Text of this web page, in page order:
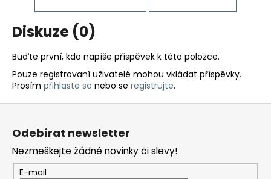
Diskuze (0)
Buďte první, kdo napíše příspěvek k této položce.
Pouze registrovaní uživatelé mohou vkládat příspěvky.
Prosím přihlaste se nebo se registrujte.
Odebírat newsletter
Nezmeškejte žádné novinky či slevy!
E-mail